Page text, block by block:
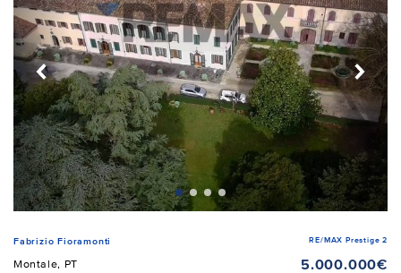
Fabrizio Fioramonti RE/MAX Prestige 2
Montale, PT
5.000.000€